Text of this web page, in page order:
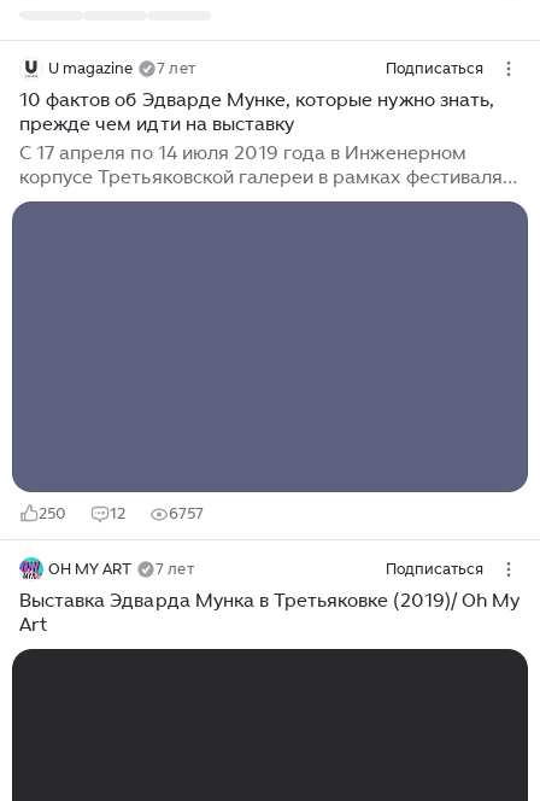
U magazine 7 лет Подписаться
10 фактов об Эдварде Мунке, которые нужно знать,
прежде чем идти на выставку
С 17 апреля по 14 июля 2019 года в Инженерном
корпусе Третьяковской галереи в рамках фестиваля
«Черешневый лес» проходит выставка норвежского
250 12 6757
OH MY ART 7 лет Подписаться
Выставка Эдварда Мунка в Третьяковке (2019)/ Oh My
Art